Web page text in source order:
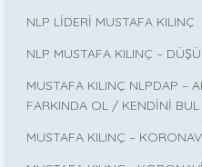
NLP LİDERİ MUSTAFA KILINÇ
NLP MUSTAFA KILINÇ –
MUSTAFA KILINÇ NLPDAP –
FARKINDA OL / KENDİNİ BUL
MUSTAFA KILINÇ –